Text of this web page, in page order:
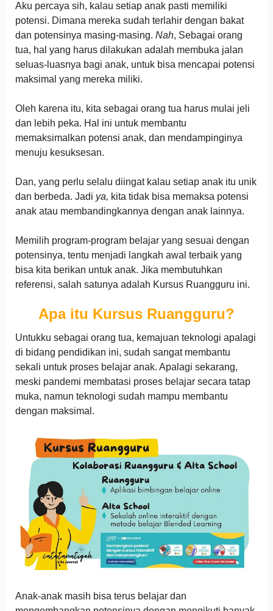
Aku percaya sih, kalau setiap anak pasti memiliki
potensi. Dimana mereka sudah terlahir dengan bakat
dan potensinya masing-masing. Nah, Sebagai orang
tua, hal yang harus dilakukan adalah membuka jalan
seluas-luasnya bagi anak, untuk bisa mencapai potensi
maksimal yang mereka miliki.
Oleh karena itu, kita sebagai orang tua harus mulai jeli
dan lebih peka. Hal ini untuk membantu
memaksimalkan potensi anak, dan mendampinginya
menuju kesuksesan.
Dan, yang perlu selalu diingat kalau setiap anak itu unik
dan berbeda. Jadi ya, kita tidak bisa memaksa potensi
anak atau membandingkannya dengan anak lainnya.
Memilih program-program belajar yang sesuai dengan
potensinya, tentu menjadi langkah awal terbaik yang
bisa kita berikan untuk anak. Jika membutuhkan
referensi, salah satunya adalah Kursus Ruangguru ini.
Apa itu Kursus Ruangguru?
Untukku sebagai orang tua, kemajuan teknologi apalagi
di bidang pendidikan ini, sudah sangat membantu
sekali untuk proses belajar anak. Apalagi sekarang,
meski pandemi membatasi proses belajar secara tatap
muka, namun teknologi sudah mampu membantu
dengan maksimal.
Anak-anak masih bisa terus belajar dan